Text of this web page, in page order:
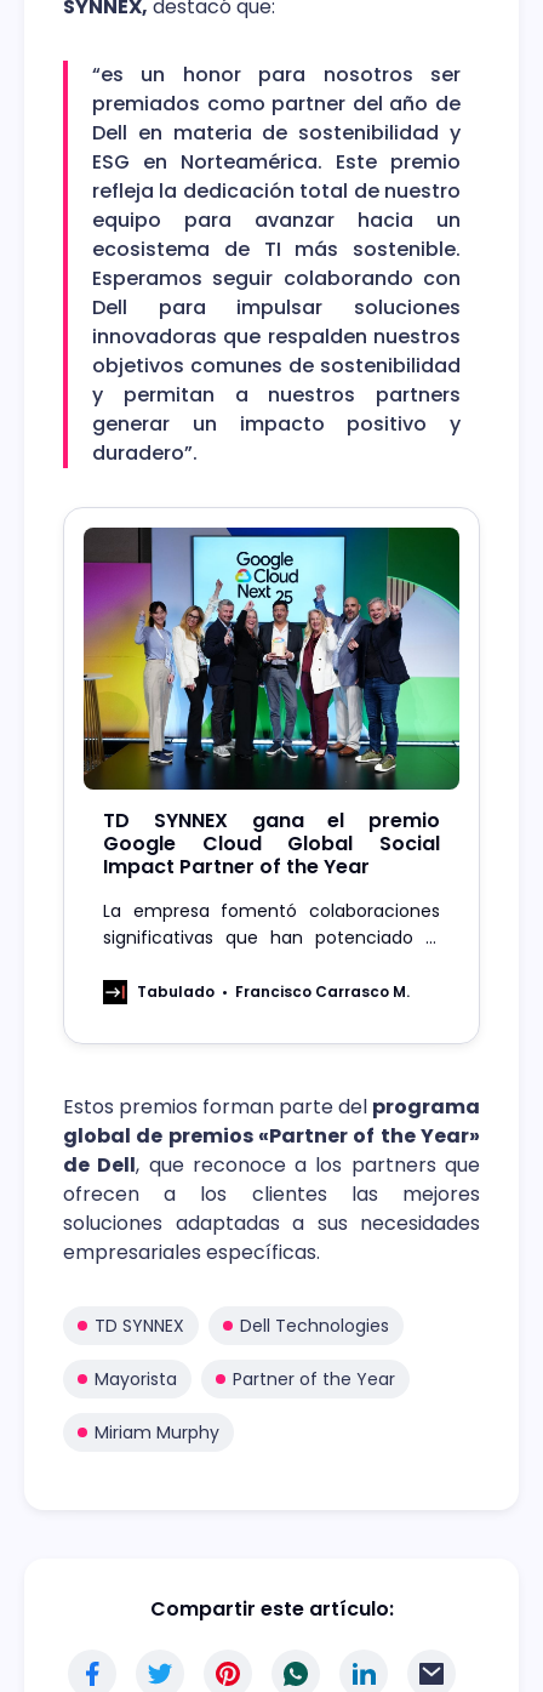
SYNNEX, destacó que:
“es un honor para nosotros ser
premiados como partner del año de
Dell en materia de sostenibilidad y
ESG en Norteamérica. Este premio
refleja la dedicación total de nuestro
equipo para avanzar hacia un
ecosistema de TI más sostenible.
Esperamos seguir colaborando con
Dell para impulsar soluciones
innovadoras que respalden nuestros
objetivos comunes de sostenibilidad
y permitan a nuestros partners
generar un impacto positivo y
duradero”.
TD SYNNEX gana el premio
Google Cloud Global Social
Impact Partner of the Year
La empresa fomentó colaboraciones
significativas que han potenciado el
oportunidades profesionales en
infrarepresentados
Tabulado Francisco Carrasco M.
Estos premios forman parte del programa
global de premios «Partner of the Year»
de Dell, que reconoce a los partners que
ofrecen a los clientes las mejores
soluciones adaptadas a sus necesidades
empresariales específicas.
TD SYNNEX Dell Technologies
Mayorista Partner of the Year
Miriam Murphy
Compartir este artículo: